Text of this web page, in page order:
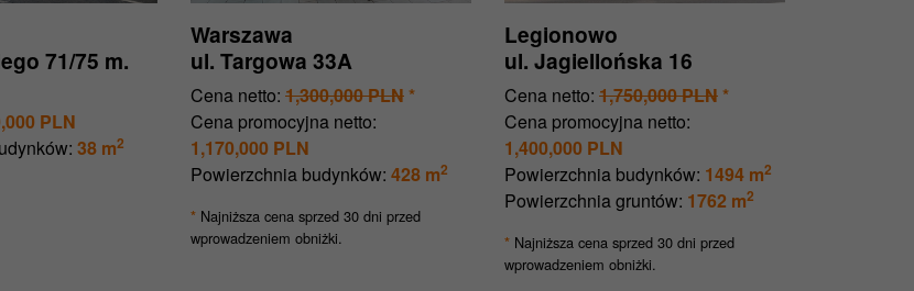
71/75 m.
PLN
38 m2
Warszawa
ul. Targowa 33A
Cena netto: 1,300,000 PLN*
Cena promocyjna netto:
1,170,000 PLN
Powierzchnia budynków: 428 m2
* Najniższa cena sprzed 30 dni przed
wprowadzeniem obniżki.
Legionowo
ul. Jagiellońska 16
Cena netto: 1,750,000 PLN*
Cena promocyjna netto:
1,400,000 PLN
Powierzchnia budynków: 1494 m2
Powierzchnia gruntów: 1762 m2
* Najniższa cena sprzed 30 dni przed
wprowadzeniem obniżki.